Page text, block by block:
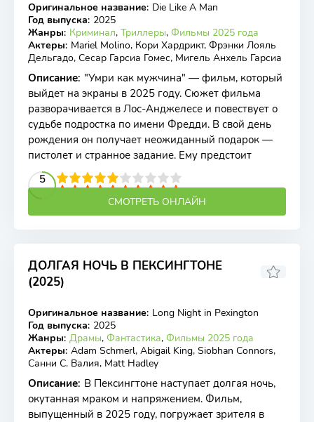
WEB-DL
Оригинальное название: Die Like A Man
Год выпуска: 2025
Жанры: Криминал, Триллеры, Фильмы 2025 года
Актеры: Mariel Molino, Кори Хардрикт, Фрэнки Лояль
Дельгадо, Сесар Гарсиа Гомес, Мигель Анхель Гарсиа
Описание: "Умри как мужчина" — фильм, который
выйдет на экраны в 2025 году. Сюжет фильма
разворачивается в Лос-Анджелесе и повествует о
судьбе подростка по имени Фредди. В свой день
рождения он получает неожиданный подарок —
пистолет и странное задание. Ему предстоит
5
4 5 6 7 8 9 10
СМОТРЕТЬ ОНЛАЙН
ДОЛГАЯ НОЧЬ В ПЕКСИНГТОНЕ
(2025)
WEB-DL
Оригинальное название: Long Night in Pexington
Год выпуска: 2025
Жанры: Драмы, Фантастика, Фильмы 2025 года
Актеры: Adam Schmerl, Abigail King, Siobhan Connors,
Санни С. Валия, Matt Hadley
Описание: В Пексингтоне наступает долгая ночь,
окутанная мраком и напряжением. Фильм,
выпущенный в 2025 году, погружает зрителя в